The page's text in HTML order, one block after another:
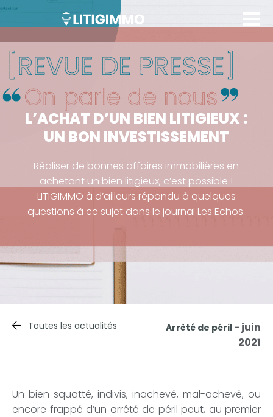
L’ACHAT D’UN BIEN LITIGIEUX :
UN BON INVESTISSEMENT
Réaliser de bonnes affaires immobilières en
achetant un bien litigieux, c’est possible !
LITIGIMMO à d’ailleurs répondu à quelques
questions à ce sujet dans le journal Les Echos.
Toutes les actualités Arrêté de péril - juin
2021
Un bien squatté, indivis, inachevé, mal-achevé, ou
encore frappé d’un arrêté de péril peut, au premier